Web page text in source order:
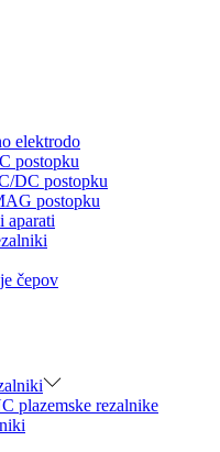
elektrodo
postopku
DC postopku
postopku
aparati
čepov
plazemske rezalnike